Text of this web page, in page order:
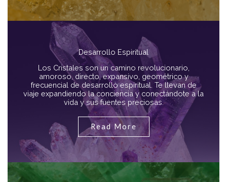
Desarrollo Espiritual
Los Cristales son un camino revolucionario,
amoroso, directo, expansivo, geométrico y
frecuencial de desarrollo espiritual. Te llevan de
viaje expandiendo la conciencia y conectándote a la
vida y sus fuentes preciosas.
Read More